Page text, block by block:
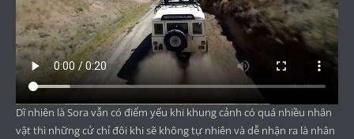
Dĩ nhiên là Sora vẫn có điểm yếu khi khung cảnh có quá nhiều nhân
vật thì những cử chỉ đôi khi sẽ không tự nhiên và dễ nhận ra là nhân